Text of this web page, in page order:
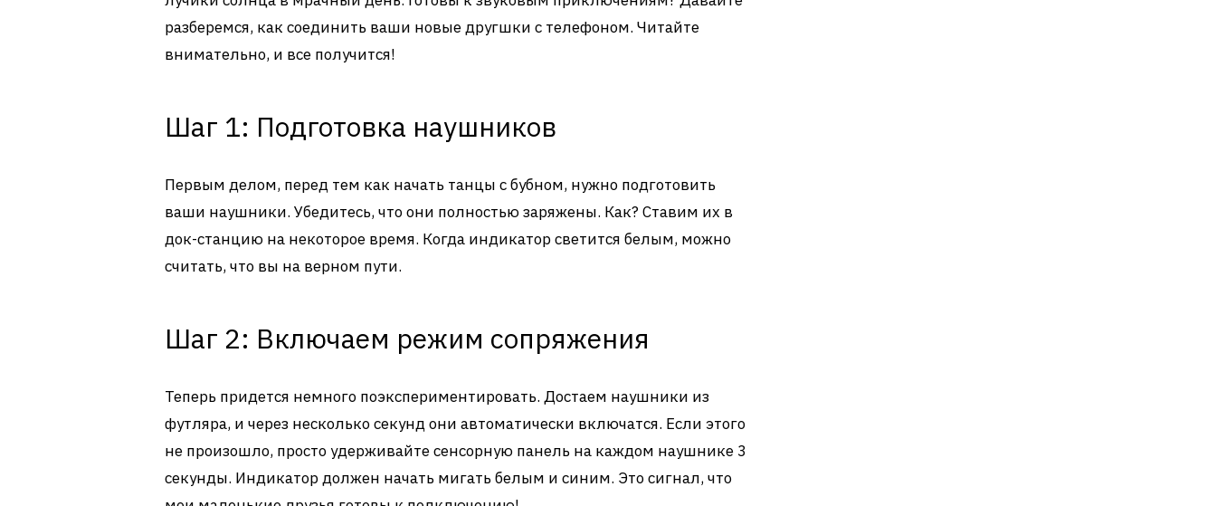
разберемся, как соединить ваши новые другшки с телефоном. Читайте
внимательно, и все получится!
Шаг 1: Подготовка наушников
Первым делом, перед тем как начать танцы с бубном, нужно подготовить
ваши наушники. Убедитесь, что они полностью заряжены. Как? Ставим их в
док-станцию на некоторое время. Когда индикатор светится белым, можно
считать, что вы на верном пути.
Шаг 2: Включаем режим сопряжения
Теперь придется немного поэкспериментировать. Достаем наушники из
футляра, и через несколько секунд они автоматически включатся. Если этого
не произошло, просто удерживайте сенсорную панель на каждом наушнике 3
секунды. Индикатор должен начать мигать белым и синим. Это сигнал, что